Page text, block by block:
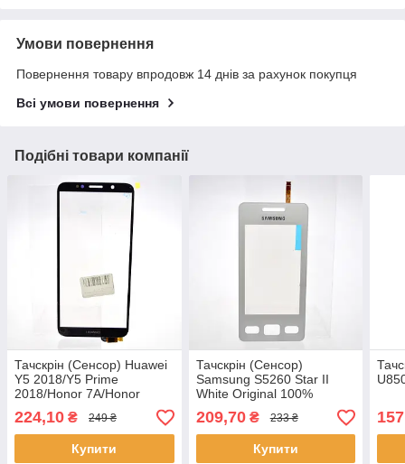
Умови повернення
Повернення товару впродовж 14 днів за рахунок покупця
Всі умови повернення
Подібні товари компанії
Тачскрін (Сенсор) Huawei
Y5 2018/Y5 Prime
2018/Honor 7A/Honor
Original
224,10 ₴ 249 ₴
Купити
Тачскрін (Сенсор)
Samsung S5260 Star II
White Original 100%
209,70₴ 233 ₴
Купити